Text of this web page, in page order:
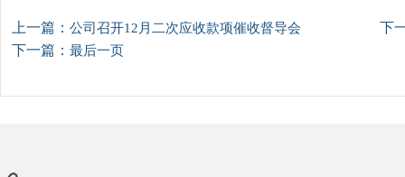
上一篇： 公司召开12月二次应收款项催收督导会
下
下一篇： 最后一页